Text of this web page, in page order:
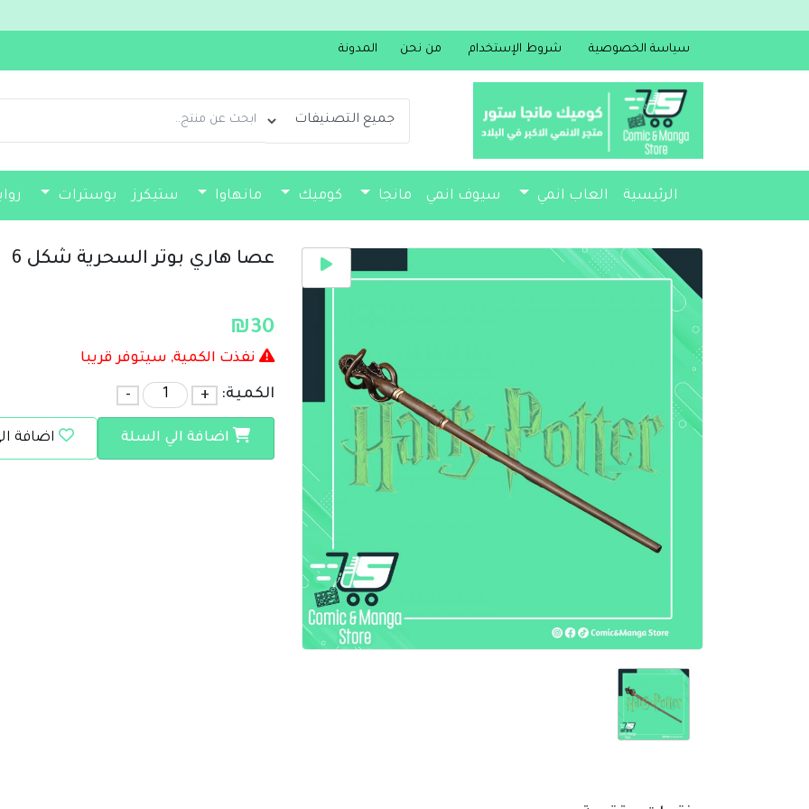
جديدنا سولو ليفلينغ من
سياسة الخصوصية شروط الإستخدام من نحن المدونة
الرئيسية العاب انمي سيوف انمي مانجا كوميك مانهاوا ستيكرز بوسترات
عصا هاري بوتر السحرية شكل 6
₪30
نفذت الكمية, سيتوفر قريبا
الكمية: +
-
اضافة الي السلة اضافة